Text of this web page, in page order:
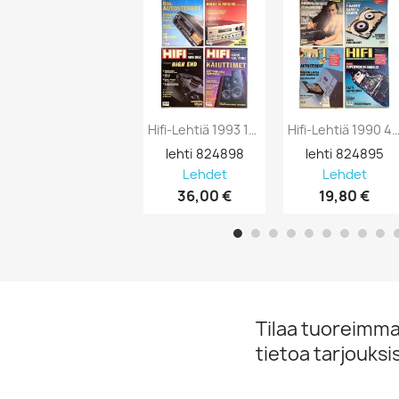
Hifi-Lehtiä 1993 1-7, 9, 11-12 1993 9...
lehti 824898
Lehdet
36,00 €
Hifi-Lehtiä 1990 4-8,
lehti 824895
Lehdet
19,80 €
Tilaa
tietoa